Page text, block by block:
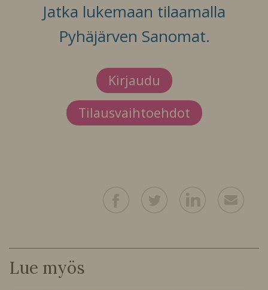
Jatka lukemaan tilaamalla
Pyhäjärven Sanomat.
Kirjaudu
Tilausvaihtoehdot
Lue myös